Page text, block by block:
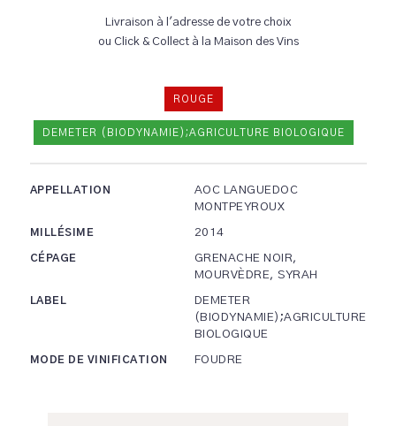
Livraison à l'adresse de votre choix
ou Click & Collect à la Maison des Vins
ROUGE
DEMETER (BIODYNAMIE);AGRICULTURE BIOLOGIQUE
APPELLATION
AOC LANGUEDOC
MONTPEYROUX
MILLÉSIME 2014
CÉPAGE
GRENACHE NOIR,
MOURVÈDRE, SYRAH
LABEL
DEMETER
(BIODYNAMIE);AGRICULTURE
BIOLOGIQUE
MODE DE VINIFICATION FOUDRE